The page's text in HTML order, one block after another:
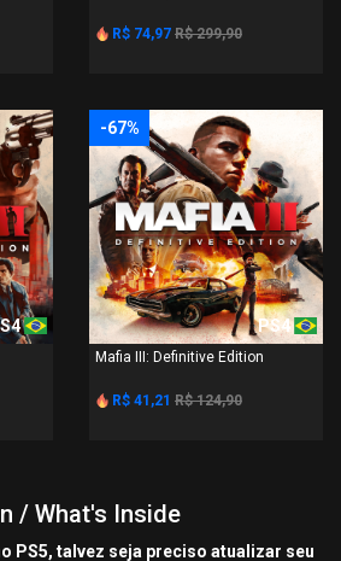
R$ 74,97 R$ 299,90
-67%
PS4
Mafia III: Definitive Edition
R$ 41,21 R$ 124,90
/ What's Inside
PS5, talvez seja preciso atualizar seu